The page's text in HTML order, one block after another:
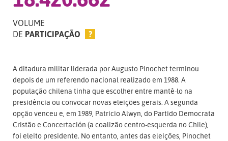
VOLUME
DE PARTICIPAÇÃO ?
A ditadura militar liderada por Augusto Pinochet terminou
depois de um referendo nacional realizado em 1988. A
população chilena tinha que escolher entre mantê-lo na
presidência ou convocar novas eleições gerais. A segunda
opção venceu e, em 1989, Patricio Alwyn, do Partido Democrata
Cristão e Concertación (a coalizão centro-esquerda no Chile),
foi eleito presidente. No entanto, antes das eleições, Pinochet